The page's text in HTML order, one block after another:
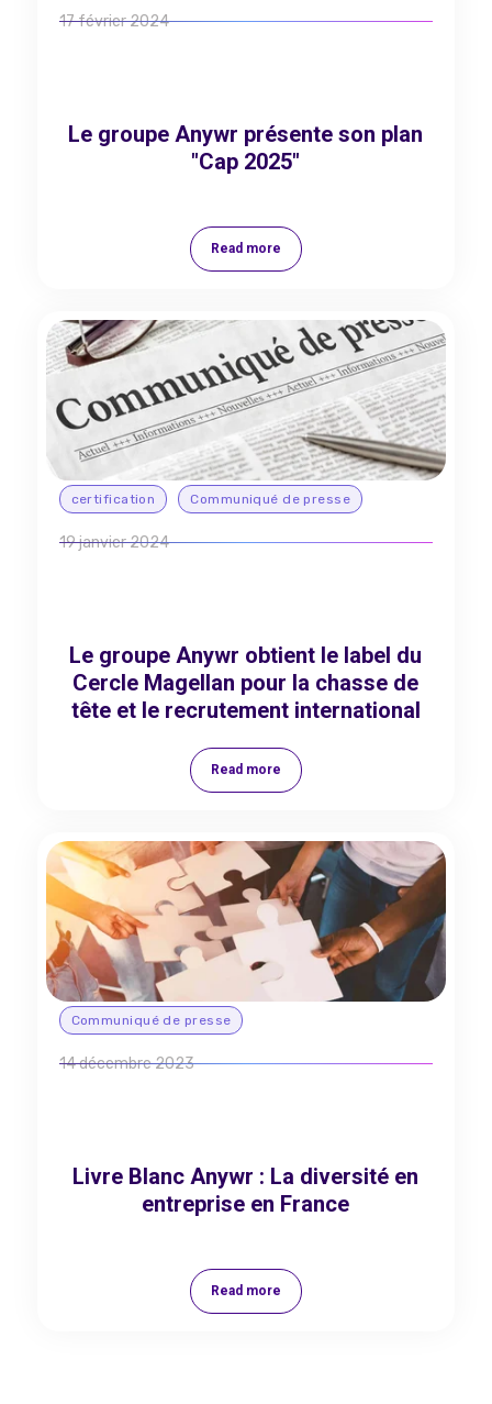
17 février 2024
Le groupe Anywr présente son plan
"Cap 2025"
Read more
certification Communiqué de presse
19 janvier 2024
Le groupe Anywr obtient le label du
Cercle Magellan pour la chasse de
tête et le recrutement international
Read more
Communiqué de presse
14 décembre 2023
Livre Blanc Anywr : La diversité en
entreprise en France
Read more